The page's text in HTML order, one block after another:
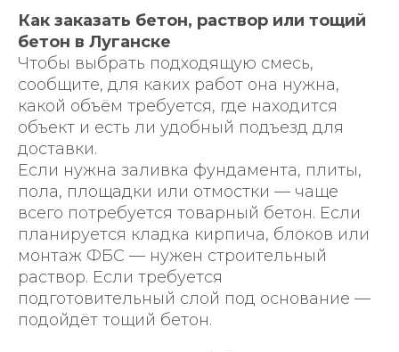
Как заказать бетон, раствор или тощий
бетон в Луганске
Чтобы выбрать подходящую смесь,
сообщите, для каких работ она нужна,
какой объём требуется, где находится
объект и есть ли удобный подъезд для
доставки.
Если нужна заливка фундамента, плиты,
пола, площадки или отмостки — чаще
всего потребуется товарный бетон. Если
планируется кладка кирпича, блоков или
монтаж ФБС — нужен строительный
раствор. Если требуется
подготовительный слой под основание —
подойдёт тощий бетон.
+7
Нажимая на кнопку, вы даете
согласие на обработку
персональных данных
и соглашаетесь сполитикой
конфиденциальности
Связаться с нами
Реквизиты ООО "АСГ"